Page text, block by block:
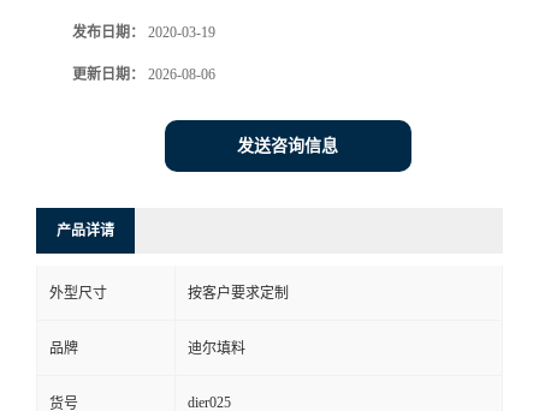
发布日期： 2020-03-19
更新日期： 2026-08-06
发送咨询信息
产品详请
外型尺寸 按客户要求定制
品牌 迪尔填料
货号 dier025